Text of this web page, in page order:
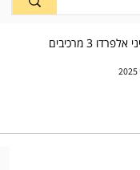
3 מרכיבים